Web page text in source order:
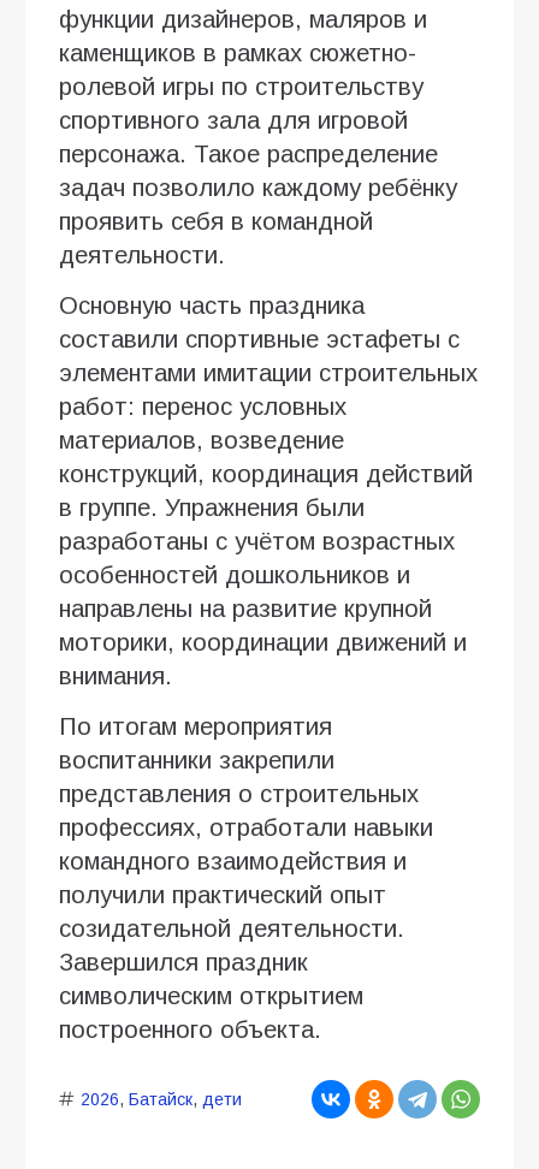
функции дизайнеров, маляров и
каменщиков в рамках сюжетно-
ролевой игры по строительству
спортивного зала для игровой
персонажа. Такое распределение
задач позволило каждому ребёнку
проявить себя в командной
деятельности.
Основную часть праздника
составили спортивные эстафеты с
элементами имитации строительных
работ: перенос условных
материалов, возведение
конструкций, координация действий
в группе. Упражнения были
разработаны с учётом возрастных
особенностей дошкольников и
направлены на развитие крупной
моторики, координации движений и
внимания.
По итогам мероприятия
воспитанники закрепили
представления о строительных
профессиях, отработали навыки
командного взаимодействия и
получили практический опыт
созидательной деятельности.
Завершился праздник
символическим открытием
построенного объекта.
2026, Батайск, дети